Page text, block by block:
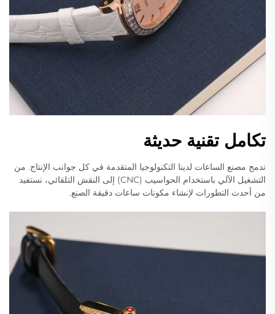
تكامل تقنية حديثة
تدمج مصنع الساعات لدينا التكنولوجيا المتقدمة في كل جوانب الإنتاج. من
التشغيل الآلي باستخدام الحواسيب (CNC) إلى النقش التلقائي، نستفيد
من أحدث التطورات لإنشاء مكونات ساعات دقيقة الصنع.